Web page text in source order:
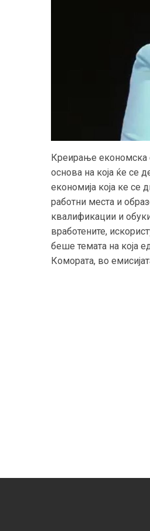
Креирање економска
основа на која ќе се
економија која ке се
работни места и
квалификации и
вработените,
беше темата на која
Комората, во